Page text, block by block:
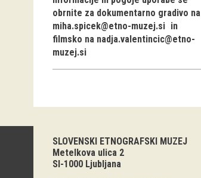
obrnite za dokumentarno gradivo na
miha.spicek@etno-muzej.si in
filmsko na nadja.valentincic@etno-
muzej.si
SLOVENSKI ETNOGRAFSKI MUZEJ
Metelkova ulica 2
SI-1000 Ljubljana